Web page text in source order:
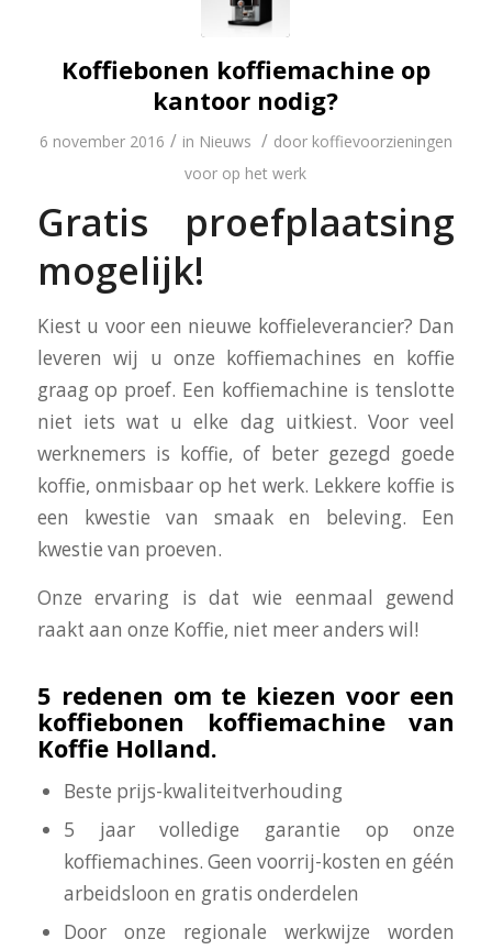
Koffiebonen koffiemachine op
kantoor nodig?
6 november 2016 / in Nieuws / door koffievoorzieningen
voor op het werk
Gratis proefplaatsing
mogelijk!
Kiest u voor een nieuwe koffieleverancier? Dan
leveren wij u onze koffiemachines en koffie
graag op proef. Een koffiemachine is tenslotte
niet iets wat u elke dag uitkiest. Voor veel
werknemers is koffie, of beter gezegd goede
koffie, onmisbaar op het werk. Lekkere koffie is
een kwestie van smaak en beleving. Een
kwestie van proeven.
Onze ervaring is dat wie eenmaal gewend
raakt aan onze Koffie, niet meer anders wil!
5 redenen om te kiezen voor een
koffiebonen koffiemachine van
Koffie Holland.
Beste prijs-kwaliteitverhouding
5 jaar volledige garantie op onze
koffiemachines. Geen voorrij-kosten en géén
arbeidsloon en gratis onderdelen
Door onze regionale werkwijze worden